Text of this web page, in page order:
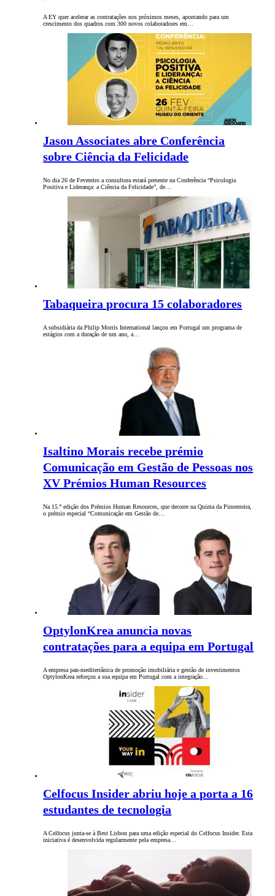
A EY quer acelerar as contratações nos próximos meses, apontando para um
crescimento dos quadros com 300 novos colaboradores em…
Jason Associates abre Conferência
sobre Ciência da Felicidade
No dia 26 de Fevereiro a consultora estará presente na Conferência “Psicologia
Positiva e Liderança: a Ciência da Felicidade”, de…
Tabaqueira procura 15 colaboradores
A subsidiária da Philip Morris International lançou em Portugal um programa de
estágios com a duração de um ano, a…
Isaltino Morais recebe prémio
Comunicação em Gestão de Pessoas nos
XV Prémios Human Resources
Na 15.ª edição dos Prémios Human Resources, que decorre na Quinta da Pimenteira,
o prémio especial “Comunicação em Gestão de…
OptylonKrea anuncia novas
contratações para a equipa em Portugal
A empresa pan-mediterrânica de promoção imobiliária e gestão de investimentos
OptylonKrea reforçou a sua equipa em Portugal com a integração…
Celfocus Insider abriu hoje a porta a 16
estudantes de tecnologia
A Celfocus junta-se à Best Lisbon para uma edição especial do Celfocus Insider. Esta
iniciativa é desenvolvida regularmente pela empresa…